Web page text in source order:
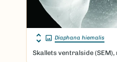
Diaphana hiemalis
Skallets ventralside (SEM),